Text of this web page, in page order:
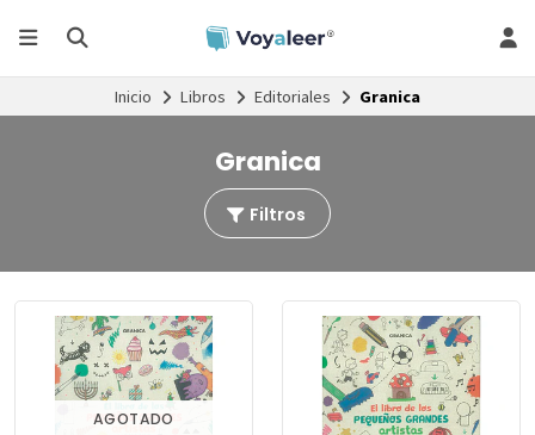
Inicio Libros Editoriales Granica
Granica
Filtros
AGOTADO